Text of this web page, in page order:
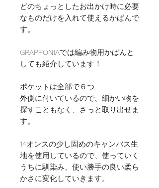
どのちょっとしたお出かけ時に必要
なものだけを入れて使えるかばんで
す。
GRAPPONIAでは編み物用かばんと
しても紹介しています！
ポケットは全部で６つ
外側に付いているので、細かい物を
探すこともなく、さっと取り出せま
す。
14オンスの少し固めのキャンバス生
地を使用しているので、使っていく
うちに馴染み、使い勝手の良い柔ら
かさに変化していきます。